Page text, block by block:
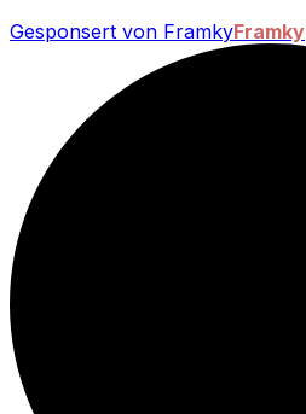
Gesponsert von FramkyFramky